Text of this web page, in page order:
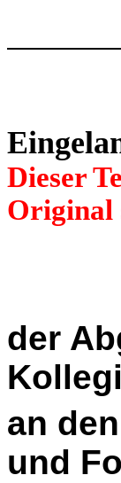
Dieser
Original
der
an
und